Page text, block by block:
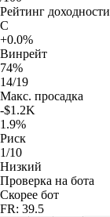
Рейтинг доходности
C
+0.0%
Винрейт
74%
14/19
Макс. просадка
-$1.2K
1.9%
Риск
1/10
Низкий
Проверка на бота
Скорее бот
FR: 39.5